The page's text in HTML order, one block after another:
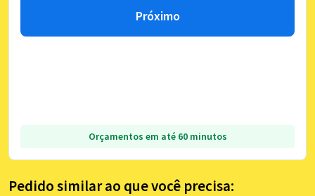
Próximo
Orçamentos em até 60 minutos
Pedido similar ao que você precisa: